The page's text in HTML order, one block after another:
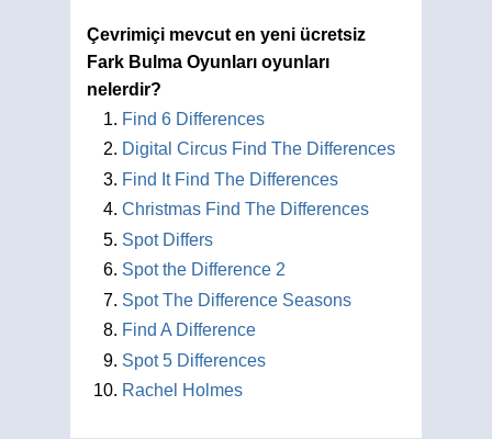
Çevrimiçi mevcut en yeni ücretsiz
Fark Bulma Oyunları oyunları
nelerdir?
Find 6 Differences
Digital Circus Find The Differences
Find It Find The Differences
Christmas Find The Differences
Spot Differs
Spot the Difference 2
Spot The Difference Seasons
Find A Difference
Spot 5 Differences
Rachel Holmes